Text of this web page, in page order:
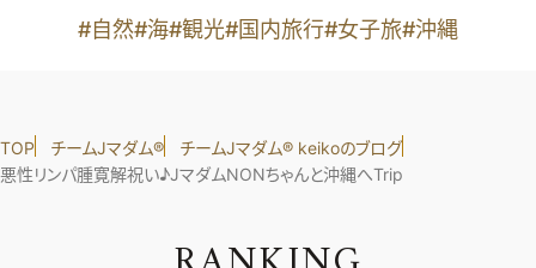
#自然#海#観光#国内旅行#女子旅#沖縄
TOP チームJマダム®︎
チームJマダム®︎ keikoのブログ
悪性リンパ腫寛解祝い♪JマダムNONちゃんと沖縄へTrip